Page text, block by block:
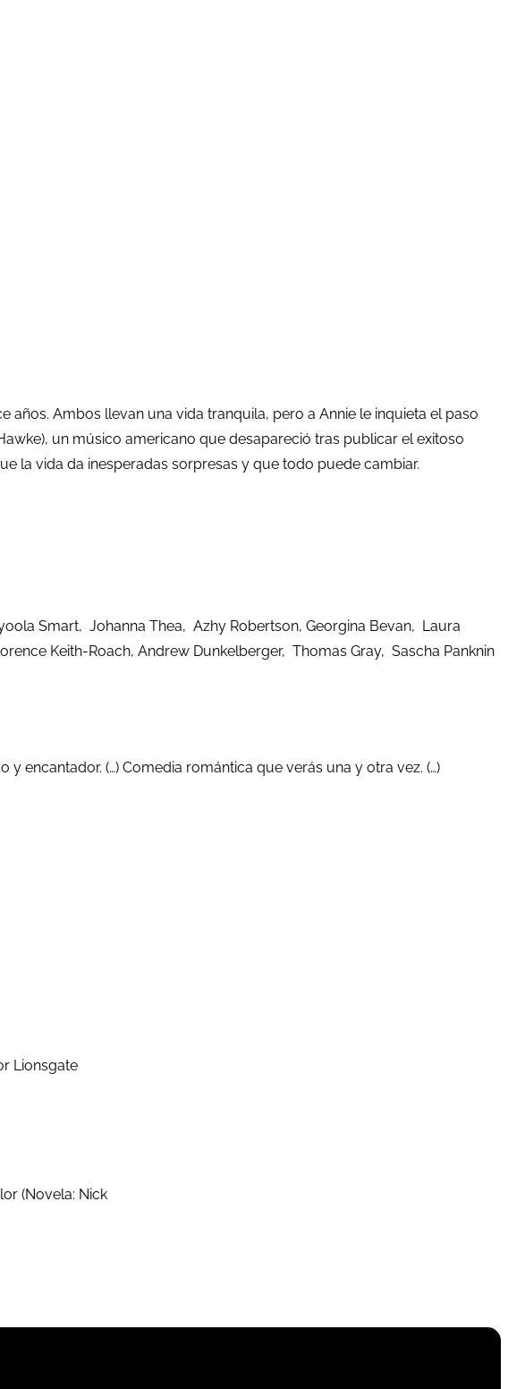
años. Ambos llevan una vida tranquila, pero a Annie le inquieta el paso
un músico americano que desapareció tras publicar el exitoso
la vida da inesperadas sorpresas y que todo puede cambiar.
Smart, Johanna Thea, Azhy Robertson, Georgina Bevan, Laura
Keith-Roach, Andrew Dunkelberger, Thomas Gray, Sascha Panknin
encantador. (…) Comedia romántica que verás una y otra vez. (…)
Lionsgate
(Novela: Nick